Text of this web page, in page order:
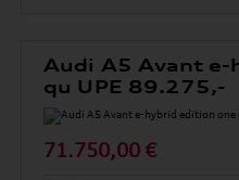
Audi A5 Avant
qu UPE 89.275,-
71.750,00 €